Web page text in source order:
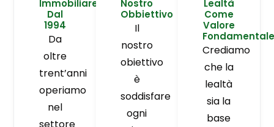
Immobiliare
Dal
1994
Da
oltre
trent’anni
operiamo
nel
Nostro
Obbiettivo
Il
nostro
obiettivo
è
soddisfare
ogni
Lealtà
Come
Valore
Fondamentale
Crediamo
che la
lealtà
sia la
base